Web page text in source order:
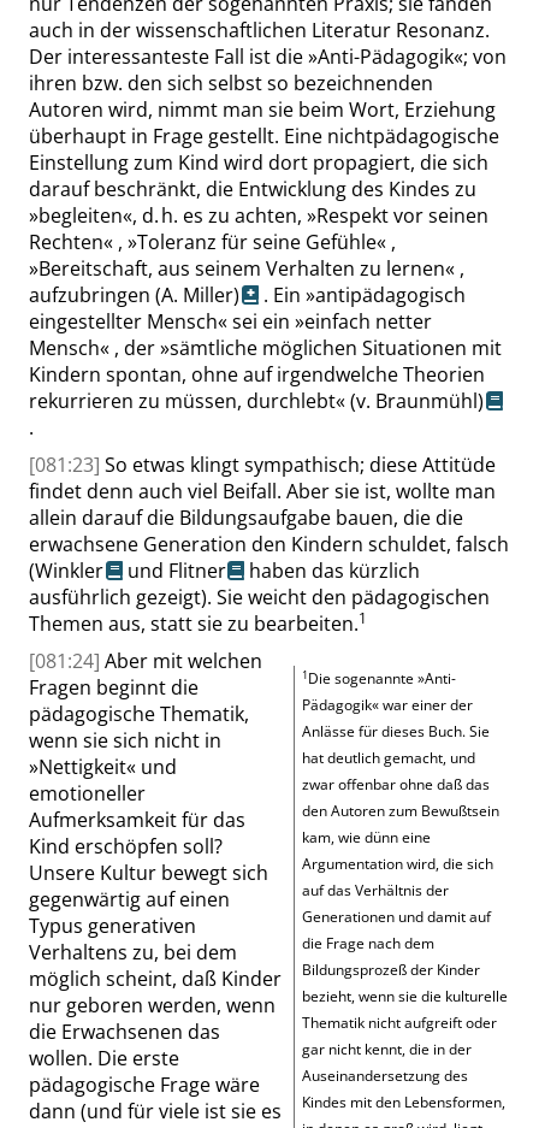
auch in der wissenschaftlichen Literatur Resonanz.
Der interessanteste Fall ist die»Anti-Pädagogik«; von
ihren bzw. den sich selbst so bezeichnenden
Autoren wird, nimmt man sie beim Wort, Erziehung
überhaupt in Frage gestellt. Eine nichtpädagogische
Einstellung zum Kind wird dort propagiert, die sich
darauf beschränkt, die Entwicklung des Kindes zu
»begleiten«, d. h. es zu achten, »Respekt vor seinen
Rechten« , »Toleranz für seine Gefühle« ,
»Bereitschaft, aus seinem Verhalten zu lernen« ,
aufzubringen (A. Miller) . Ein »antipädagogisch
eingestellter Mensch«sei ein »einfach netter
Mensch« , der»sämtliche möglichen Situationen mit
Kindern spontan, ohne auf irgendwelche Theorien
rekurrieren zu müssen, durchlebt«(v. Braunmühl)
.
[081:23] So etwas klingt sympathisch; diese Attitüde
findet denn auch viel Beifall. Aber sie ist, wollte man
allein darauf die Bildungsaufgabe bauen, die die
erwachsene Generation den Kindern schuldet, falsch
(Winkler und Flitner
haben das kürzlich
ausführlich gezeigt). Sie weicht den pädagogischen
Themen aus, statt sie zu bearbeiten.1
1Die sogenannte»Anti-
Pädagogik«war einer der
Anlässe für dieses Buch. Sie
hat deutlich gemacht, und
zwar offenbar ohne daß das
den Autoren zum Bewußtsein
kam, wie dünn eine
Argumentation wird, die sich
auf das Verhältnis der
Generationen und damit auf
die Frage nach dem
Bildungsprozeß der Kinder
bezieht, wenn sie die kulturelle
Thematik nicht aufgreift oder
gar nicht kennt, die in der
Auseinandersetzung des
Kindes mit den Lebensformen,
[081:24] Aber mit welchen
Fragen beginnt die
pädagogische Thematik,
wenn sie sich nicht in
»Nettigkeit« und
emotioneller
Aufmerksamkeit für das
Kind erschöpfen soll?
Unsere Kultur bewegt sich
gegenwärtig auf einen
Typus generativen
Verhaltens zu, bei dem
möglich scheint, daß Kinder
nur geboren werden, wenn
die Erwachsenen das
wollen. Die erste
pädagogische Frage wäre
dann (und für viele ist sie es